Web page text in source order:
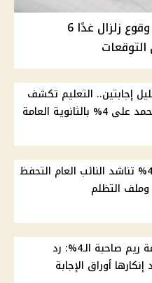
البحوث الفلكية تحسم مزاعم وقوع زلزال غدًا 6
إجابتين.. التعليم تكشف
العامة
أسرة ريم طالبة الـ4% تناشد النائب العام التحفظ
وملف التظلم
القصة الكاملة لأزمة ريم صاحبة الـ4%: رد
أوراق الإجابة